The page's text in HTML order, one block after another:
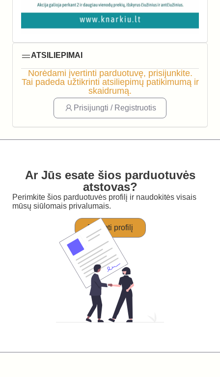
ATSILIEPIMAI
Norėdami įvertinti parduotuvę, prisijunkite.
Tai padeda užtikrinti atsiliepimų patikimumą ir
skaidrumą.
Prisijungti / Registruotis
Ar Jūs esate šios parduotuvės
atstovas?
Perimkite šios parduotuvės profilį ir naudokitės visais
mūsų siūlomais privalumais.
Perimti profilį